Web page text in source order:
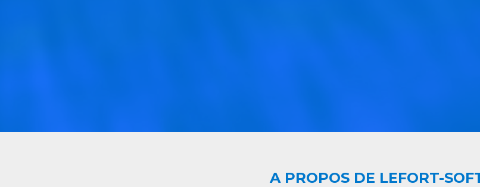
A PROPOS DE LEFORT-